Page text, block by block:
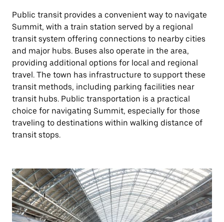
Public transit provides a convenient way to navigate
Summit, with a train station served by a regional
transit system offering connections to nearby cities
and major hubs. Buses also operate in the area,
providing additional options for local and regional
travel. The town has infrastructure to support these
transit methods, including parking facilities near
transit hubs. Public transportation is a practical
choice for navigating Summit, especially for those
traveling to destinations within walking distance of
transit stops.